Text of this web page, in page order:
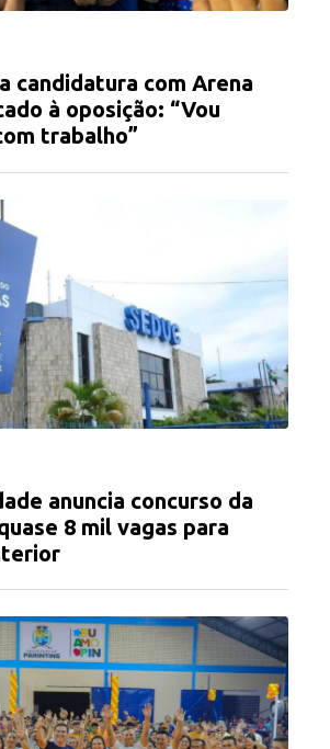
candidatura com Arena
à oposição: “Vou
trabalho”
anuncia concurso da
8 mil vagas para